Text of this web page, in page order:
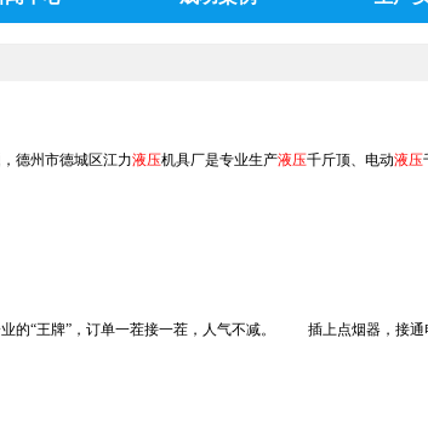
德州市德城区江力液压机具厂是专业生产液压千斤顶、电动液压
业的“王牌”，订单一茬接一茬，人气不减。 插上点烟器，接通